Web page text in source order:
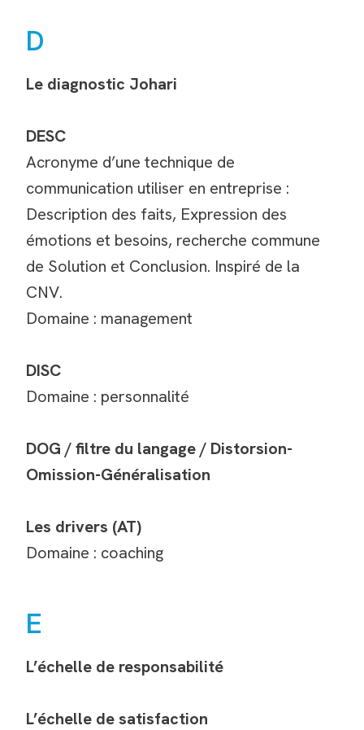
D
Le diagnostic Johari
DESC
Acronyme d’une technique de
communication utiliser en entreprise :
Description des faits, Expression des
émotions et besoins, recherche commune
de Solution et Conclusion. Inspiré de la
CNV.
Domaine : management
DISC
Domaine : personnalité
DOG / filtre du langage / Distorsion-
Omission-Généralisation
Les drivers (AT)
Domaine : coaching
E
L’échelle de responsabilité
L’échelle de satisfaction